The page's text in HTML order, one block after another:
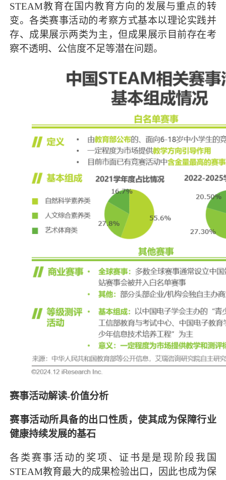
STEAM教育在国内教育方向的发展与重点的转
变。各类赛事活动的考察方式基本以理论实践并
存、成果展示两类为主，但成果展示目前存在考
察不透明、公信度不足等潜在问题。
赛事活动解读-价值分析
赛事活动所具备的出口性质，使其成为保障行业
健康持续发展的基石
各类赛事活动的奖项、证书是是现阶段我国
STEAM教育最大的成果检验出口，因此也成为保